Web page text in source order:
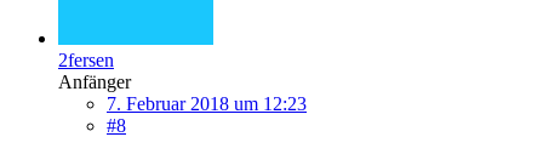
2fersen
Anfänger
7. Februar 2018 um 12:23
#8